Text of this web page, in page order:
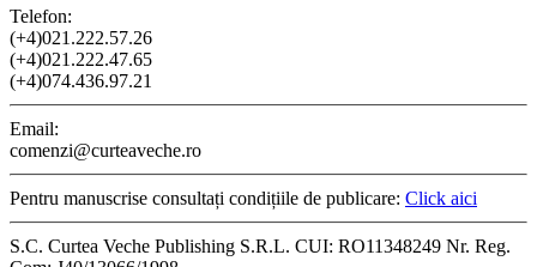
Telefon:
(+4)021.222.57.26
(+4)021.222.47.65
(+4)074.436.97.21
Email:
comenzi@curteaveche.ro
Pentru manuscrise consultați condițiile de publicare: Click aici
S.C. Curtea Veche Publishing S.R.L. CUI: RO11348249 Nr. Reg.